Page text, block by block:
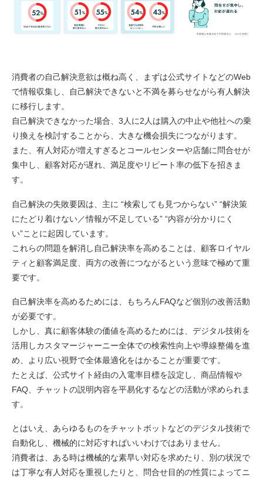
消費者の自己解決意欲は概ね高く、まずは公式サイトなどのWeb
で情報収集し、自己解決できないと不満を募らせながら有人解決
に移行します。
自己解決できなかった場合、3人に2人は購入の中止や他社への乗
り換えを検討することから、大きな機会損失につながります。
また、有人対応が増えすぎるとコールセンターや店舗に問合せが
集中し、顧客対応が遅れ、満足度やリピート率の低下を招きま
す。
自己解決の失敗要因は、主に “検索しても見つからない” “解決策
にたどり着けない／情報が不足している” “内容が分かりにく
い”ことに起因しています。
これらの問題を解消し自己解決率を高めることは、顧客ロイヤル
ティと顧客満足度、両方の改善につながるという意味で極めて重
要です。
自己解決率を高めるためには、もちろんFAQなど個別の改善活動
が必要です。
しかし、真に顧客体験の価値を高めるためには、デジタル技術を
活用しカスタマージャーニー全体での検索性向上や導線整備を進
め、より広い視野で全体最適化をはかることが重要です。
たとえば、公式サイト経由の入電率目標を設定し、商品情報や
FAQ、チャットの説明内容を平易化するなどの活動が求められま
す。
とはいえ、あらゆるものをチャットボットなどのデジタル技術で
自動化し、機械的に対応すればいいわけではありません。
消費者は、ある時は機械的な素早い対応を求めたり、別の状況で
は丁寧な有人対応を重視したりと、問合せ目的の性質によってニ